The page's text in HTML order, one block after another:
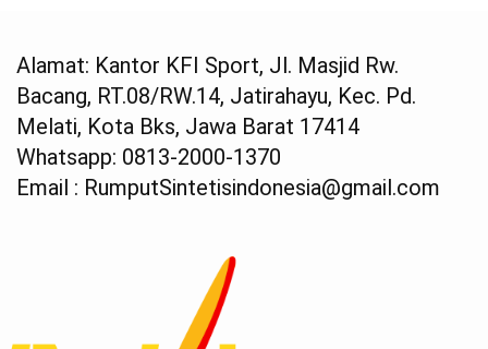
Alamat: Kantor KFI Sport, Jl. Masjid Rw.
Bacang, RT.08/RW.14, Jatirahayu, Kec. Pd.
Melati, Kota Bks, Jawa Barat 17414
Whatsapp: 0813-2000-1370
Email : RumputSintetisindonesia@gmail.com